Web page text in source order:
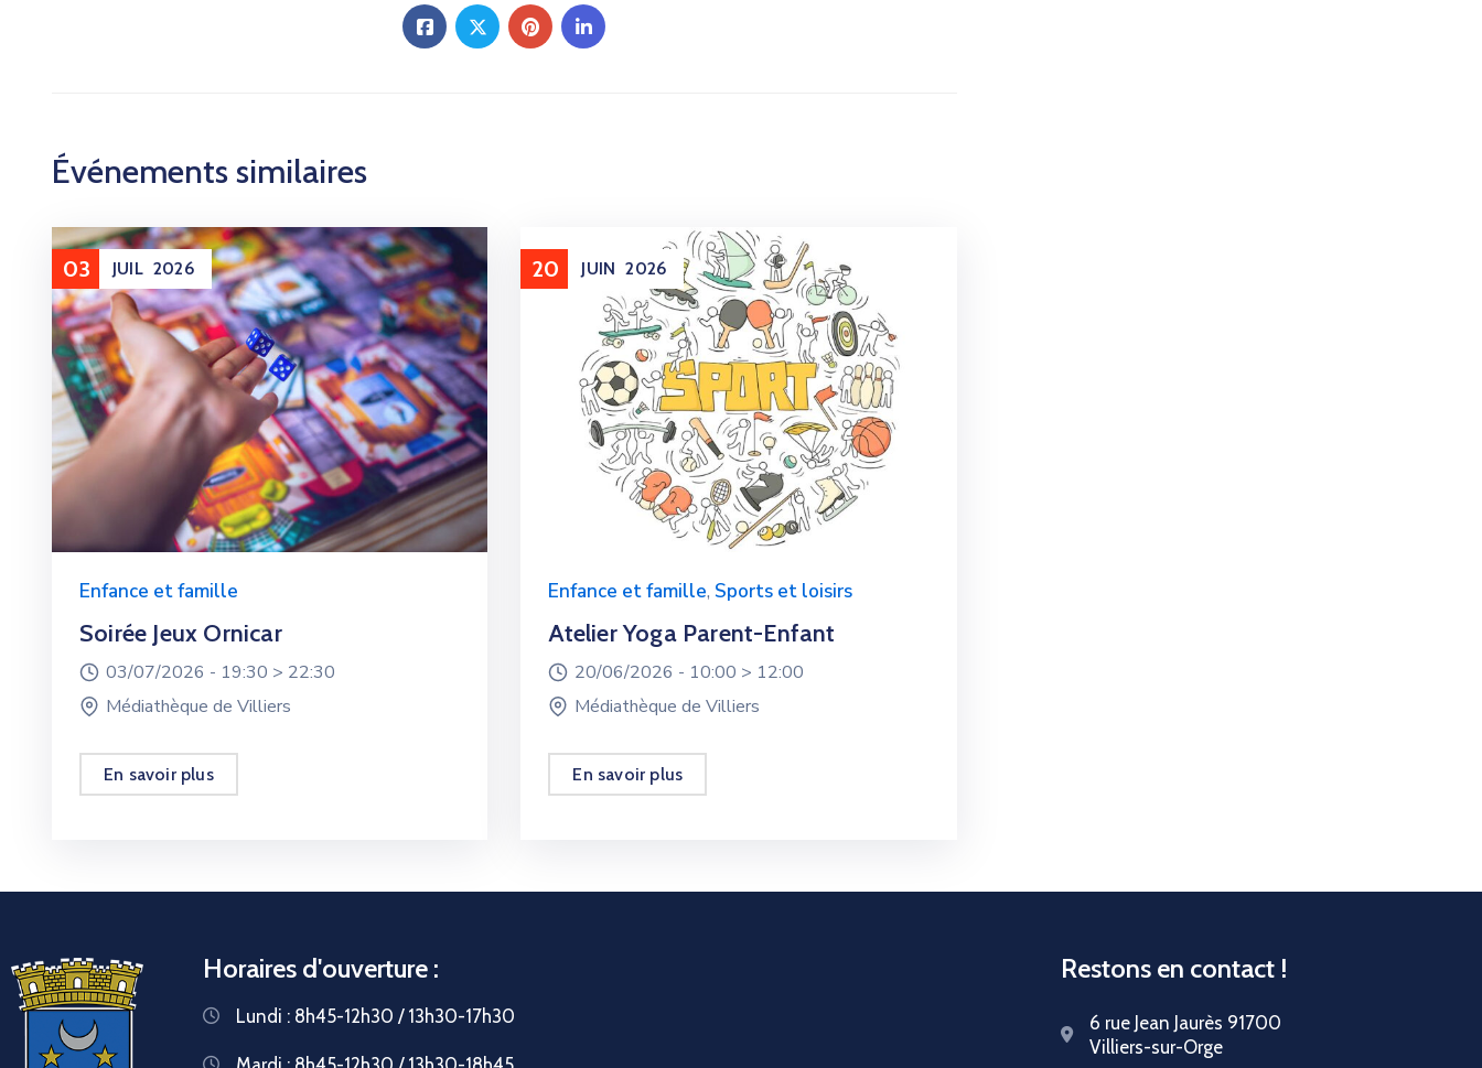
Événements similaires
03 JUIL 2026
Enfance et famille
Soirée Jeux Ornicar
03/07/2026 - 19:30 > 22:30
Médiathèque de Villiers
En savoir plus
20 JUIN 2026
Enfance et famille, Sports et loisirs
Atelier Yoga Parent-Enfant
20/06/2026 - 10:00 > 12:00
Médiathèque de Villiers
En savoir plus
Horaires d'ouverture :
Lundi : 8h45-12h30 / 13h30-17h30
Restons en contact !
6 rue Jean Jaurès 91700
Villiers-sur-Orge